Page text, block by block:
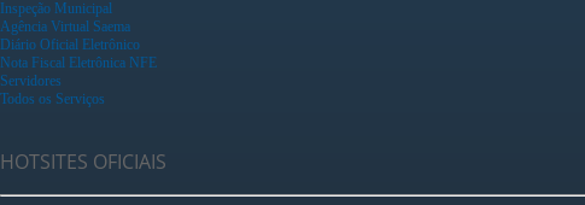
Inspeção Municipal
Agência Virtual Saema
Diário Oficial Eletrônico
Nota Fiscal Eletrônica NFE
Servidores
Todos os Serviços
HOTSITES OFICIAIS